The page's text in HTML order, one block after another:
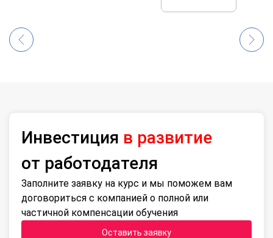
Инвестиция в развитие
от работодателя
Заполните заявку на курс и мы поможем вам
договориться с компанией о полной или
частичной компенсации обучения
Оставить заявку